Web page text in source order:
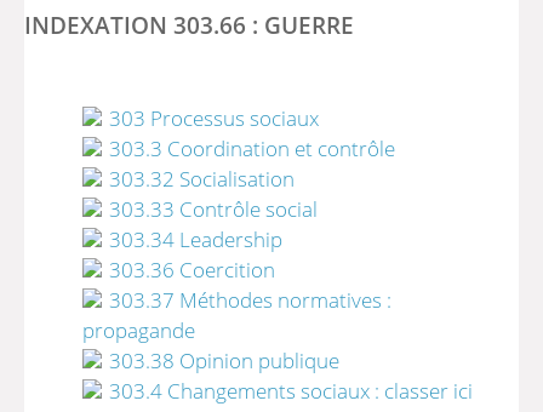
INDEXATION 303.66 : GUERRE
303 Processus sociaux
303.3 Coordination et contrôle
303.32 Socialisation
303.33 Contrôle social
303.34 Leadership
303.36 Coercition
303.37 Méthodes normatives :
propagande
303.38 Opinion publique
303.4 Changements sociaux : classer ici